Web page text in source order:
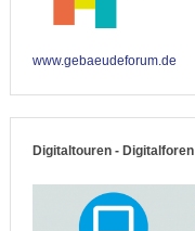
www.gebaeudeforum.de
Digitaltouren - Digitalforen